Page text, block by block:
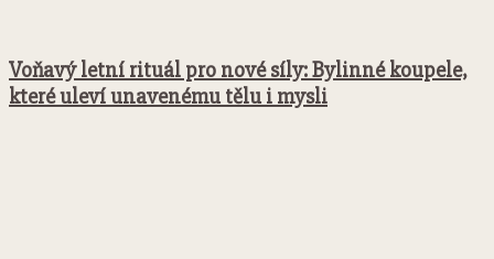
Voňavý letní rituál pro nové síly: Bylinné koupele,
které uleví unavenému tělu i mysli